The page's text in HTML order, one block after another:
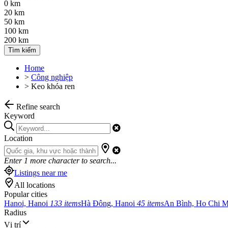
0 km
20 km
50 km
100 km
200 km
Tìm kiếm
Home
> Công nghiệp
> Keo khóa ren
Refine search
Keyword
Location
Enter 1 more character to search...
Listings near me
All locations
Popular cities
Hanoi, Hanoi 133 itemsHà Đông, Hanoi 45 itemsAn Bình, Ho Chi
Radius
Vị trí